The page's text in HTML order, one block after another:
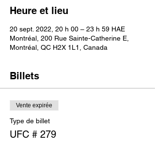
Heure et lieu
20 sept. 2022, 20 h 00 – 23 h 59 HAE
Montréal, 200 Rue Sainte-Catherine E,
Montréal, QC H2X 1L1, Canada
Billets
Vente expirée
Type de billet
UFC # 279